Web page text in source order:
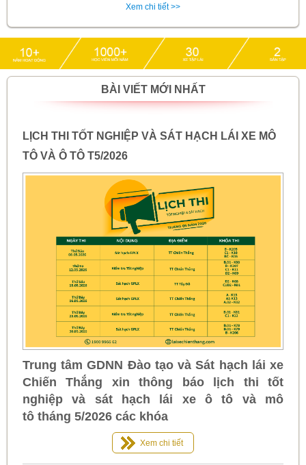
Xem chi tiết >>
BÀI VIẾT MỚI NHẤT
LỊCH THI TỐT NGHIỆP VÀ SÁT HẠCH LÁI XE MÔ
TÔ VÀ Ô TÔ T5/2026
Trung tâm GDNN Đào tạo và Sát hạch lái xe
Chiến Thắng xin thông báo lịch thi tốt
nghiệp và sát hạch lái xe ô tô và mô
tô tháng 5/2026 các khóa
Xem chi tiết